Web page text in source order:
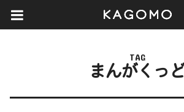
TAG
まんがくっど